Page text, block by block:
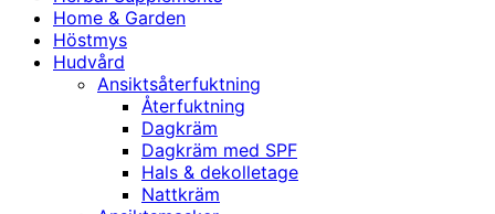
Home & Garden
Höstmys
Hudvård
Ansiktsåterfuktning
Återfuktning
Dagkräm
Dagkräm med SPF
Hals & dekolletage
Nattkräm